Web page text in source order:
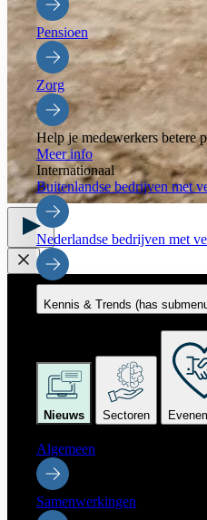
Pensioen
Zorg
Help je medewerkers betere
Meer info
Internationaal
Buitenlandse bedrijven met
Nederlandse bedrijven met
Kennis & Trends (has
Nieuws Sectoren
Algemeen
Samenwerkingen